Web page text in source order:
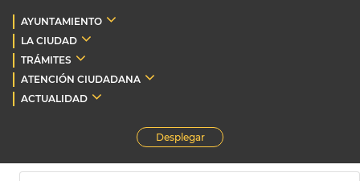
AYUNTAMIENTO
LA CIUDAD
TRÁMITES
ATENCIÓN CIUDADANA
ACTUALIDAD
Desplegar